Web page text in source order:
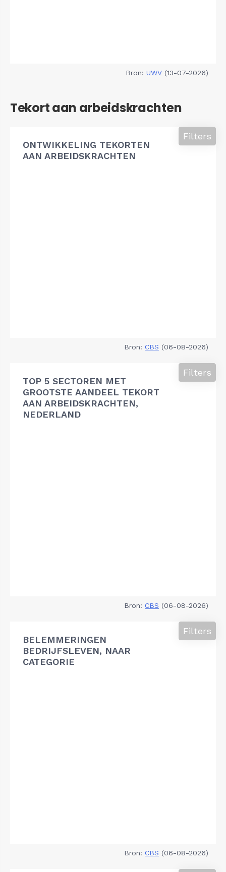
Bron: UWV (13-07-2026)
Tekort aan arbeidskrachten
ONTWIKKELING TEKORTEN
AAN ARBEIDSKRACHTEN
Filters
Bron: CBS (06-08-2026)
TOP 5 SECTOREN MET
GROOTSTE AANDEEL TEKORT
AAN ARBEIDSKRACHTEN,
NEDERLAND
Filters
Bron: CBS (06-08-2026)
BELEMMERINGEN
BEDRIJFSLEVEN, NAAR
CATEGORIE
Filters
Bron: CBS (06-08-2026)